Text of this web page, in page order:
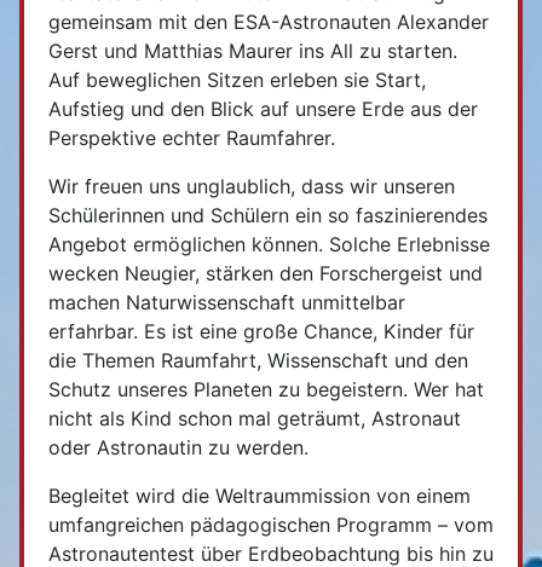
gemeinsam mit den ESA-Astronauten Alexander
Gerst und Matthias Maurer ins All zu starten.
Auf beweglichen Sitzen erleben sie Start,
Aufstieg und den Blick auf unsere Erde aus der
Perspektive echter Raumfahrer.
Wir freuen uns unglaublich, dass wir unseren
Schülerinnen und Schülern ein so faszinierendes
Angebot ermöglichen können. Solche Erlebnisse
wecken Neugier, stärken den Forschergeist und
machen Naturwissenschaft unmittelbar
erfahrbar. Es ist eine große Chance, Kinder für
die Themen Raumfahrt, Wissenschaft und den
Schutz unseres Planeten zu begeistern. Wer hat
nicht als Kind schon mal geträumt, Astronaut
oder Astronautin zu werden.
Begleitet wird die Weltraummission von einem
umfangreichen pädagogischen Programm – vom
Astronautentest über Erdbeobachtung bis hin zu